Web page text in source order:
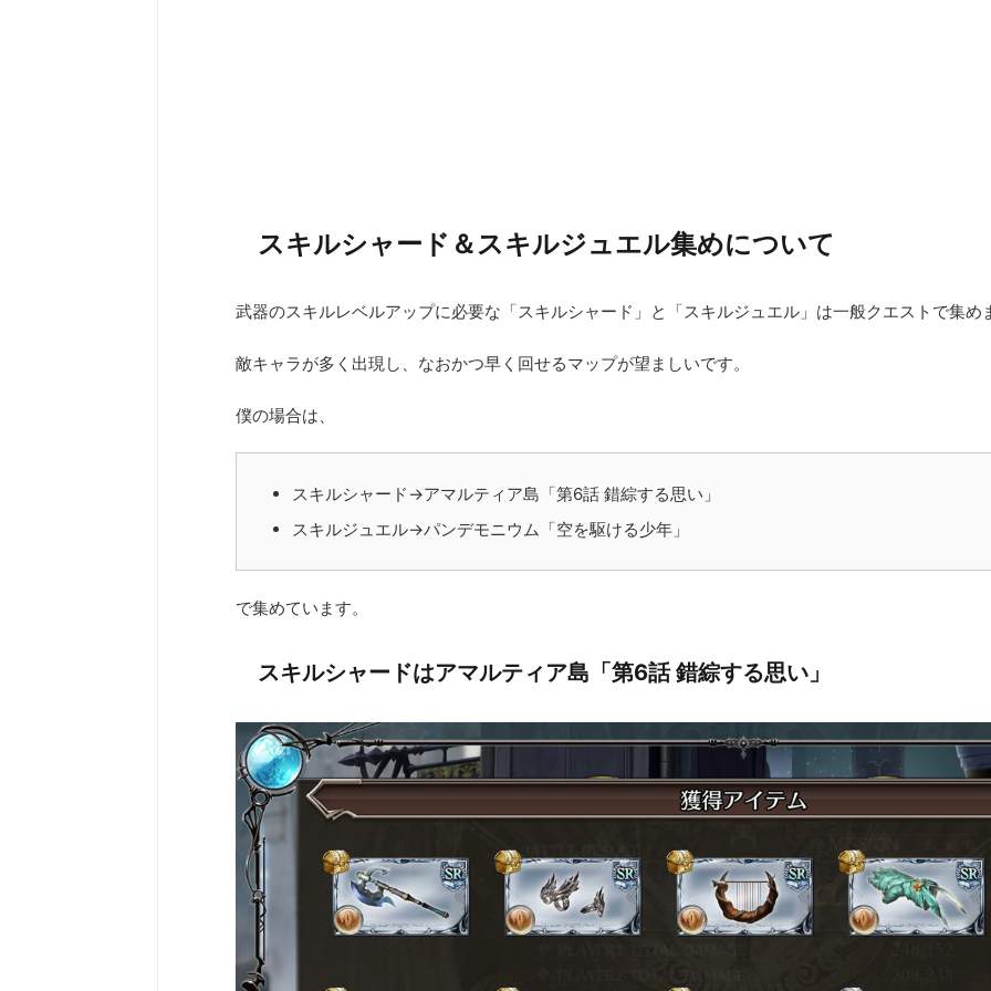
スキルシャード＆スキルジュエル集めについて
武器のスキルレベルアップに必要な「スキルシャード」と「スキルジュエル」は一般クエストで集め
敵キャラが多く出現し、なおかつ早く回せるマップが望ましいです。
僕の場合は、
スキルシャード→アマルティア島「第6話 錯綜する思い」
スキルジュエル→パンデモニウム「空を駆ける少年」
で集めています。
スキルシャードはアマルティア島「第6話 錯綜する思い」